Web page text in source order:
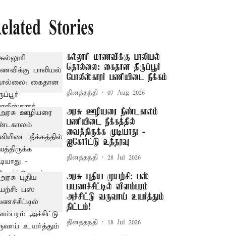
Stories
கல்லூரி மாணவிக்கு பாலியல்
தொல்லை: கைதான திருப்பூர்
போலீஸ்காரர் பணியிடை நீக்கம்
தினத்தந்தி 07 Aug 2026
அரசு ஊழியரை நீண்டகாலம்
பணியிடை நீக்கத்தில்
வைத்திருக்க முடியாது -
ஐகோர்ட்டு உத்தரவு
தினத்தந்தி 28 Jul 2026
அரசு புதிய முயற்சி: பஸ்
பயணச்சீட்டில் விளம்பரம்
அச்சிட்டு வருவாய் உயர்த்தும்
திட்டம்!
தினத்தந்தி 18 Jul 2026